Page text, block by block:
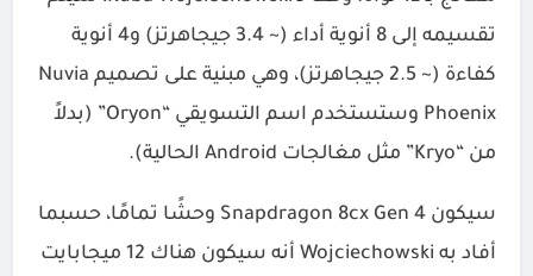
تقسيمه إلى 8 أنوية أداء (~ 3.4 جيجاهرتز) و4 أنوية
كفاءة (~ 2.5 جيجاهرتز)، وهي مبنية على تصميم Nuvia
Phoenix وستستخدم اسم التسويقي “Oryon” (بدلاً
من “Kryo” مثل مغالجات Android الحالية).
سيكون Snapdragon 8cx Gen 4 وحشًا تمامًا، حسبما
أفاد به Wojciechowski أنه سيكون هناك 12 ميجابايت